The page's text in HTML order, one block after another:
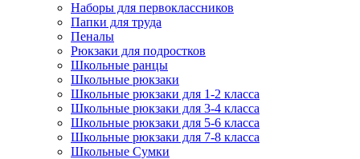
Наборы для первоклассников
Папки для труда
Пеналы
Рюкзаки для подростков
Школьные ранцы
Школьные рюкзаки
Школьные рюкзаки для 1-2 класса
Школьные рюкзаки для 3-4 класса
Школьные рюкзаки для 5-6 класса
Школьные рюкзаки для 7-8 класса
Школьные Сумки